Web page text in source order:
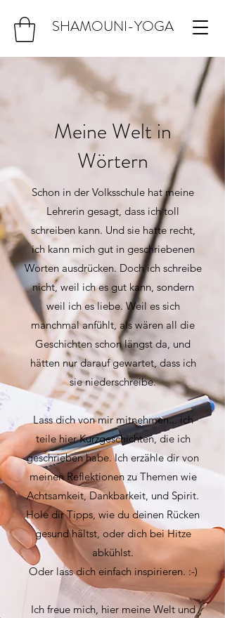
SHAMOUNI-YOGA
Meine Welt in
Wörtern
Schon in der Volksschule hat meine
Lehrerin gesagt, dass ich toll
schreiben kann. Und sie hatte recht,
ich kann mich gut in geschriebenen
Worten ausdrücken. Doch ich schreibe
nicht, weil ich es gut kann, sondern
weil ich es liebe. Weil es sich
manchmal anfühlt, als wären all die
Geschichten schon längst da, und
hätten nur darauf gewartet, dass ich
sie niederschreibe.
Lass dich von mir mitnehmen... ich
teile hier Kurzgeschichten, die ich
geschrieben habe. Ich erzähle dir von
meinen Reflektionen zu Themen wie
Achtsamkeit, Dankbarkeit, und Spirit.
Hole dir Tipps, wie du deinen Rücken
gesund hältst, oder dich bei Hitze
abkühlst.
Oder lass dich einfach inspirieren. :-)
Ich freue mich, hier meine Welt und